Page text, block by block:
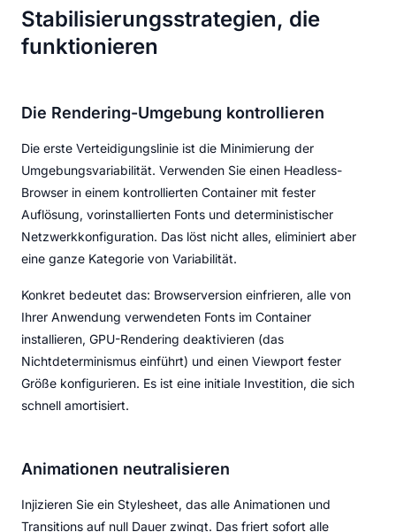
Stabilisierungsstrategien, die
funktionieren
Die Rendering-Umgebung kontrollieren
Die erste Verteidigungslinie ist die Minimierung der
Umgebungsvariabilität. Verwenden Sie einen Headless-
Browser in einem kontrollierten Container mit fester
Auflösung, vorinstallierten Fonts und deterministischer
Netzwerkkonfiguration. Das löst nicht alles, eliminiert aber
eine ganze Kategorie von Variabilität.
Konkret bedeutet das: Browserversion einfrieren, alle von
Ihrer Anwendung verwendeten Fonts im Container
installieren, GPU-Rendering deaktivieren (das
Nichtdeterminismus einführt) und einen Viewport fester
Größe konfigurieren. Es ist eine initiale Investition, die sich
schnell amortisiert.
Animationen neutralisieren
Injizieren Sie ein Stylesheet, das alle Animationen und
Transitions auf null Dauer zwingt. Das friert sofort alle